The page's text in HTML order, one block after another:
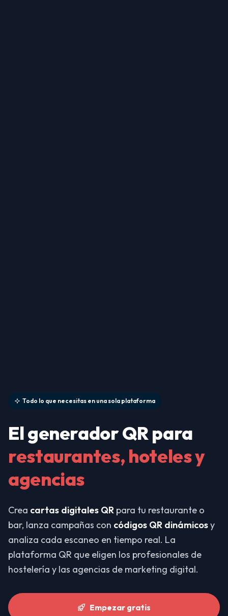
Todo lo que necesitas en una sola plataforma
El generador QR para
restaurantes, hoteles y
agencias
Crea cartas digitales QR para tu restaurante o
bar, lanza campañas con códigos QR dinámicosy
analiza cada escaneo en tiempo real. La
plataforma QR que eligen los profesionales de
hostelería y las agencias de marketing digital.
Empezar gratis